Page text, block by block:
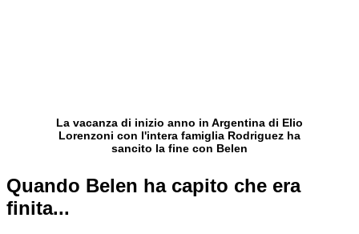
La vacanza di inizio anno in Argentina di Elio
Lorenzoni con l'intera famiglia Rodriguez ha
sancito la fine con Belen
Quando Belen ha capito che era
finita...